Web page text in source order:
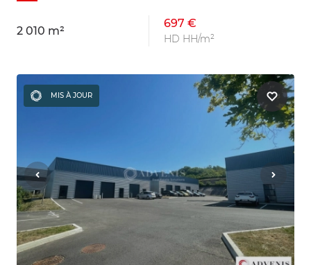
2 010 m²
697 €
HD HH/m²
MIS À JOUR